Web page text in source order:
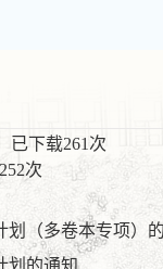
已下载261 次
252次
划（多卷本专项）
划的通知